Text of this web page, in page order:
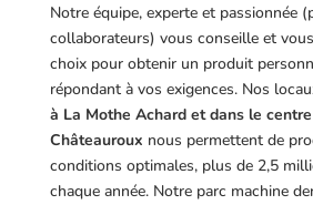
Notre équipe, experte et passionnée
collaborateurs) vous conseille et
choix pour obtenir un produit
répondant à vos exigences. Nos
à La Mothe Achard et dans le
Châteauroux nous permettent de
conditions optimales, plus de 2,5
chaque année. Notre parc machine